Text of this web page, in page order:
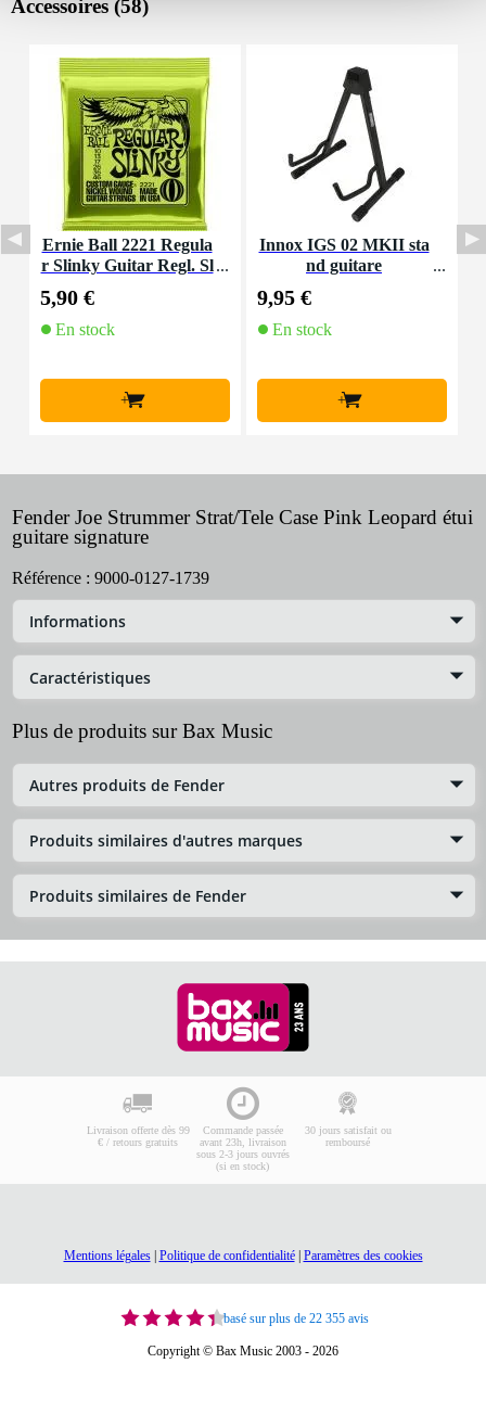
Accessoires (58)
Ernie Ball 2221 Regula
r Slinky Guitar Regl. Sl
de cordes
5,90 €
En stock
+
Innox IGS 02 MKII sta
nd guitare
9,95 €
En stock
+
Fender Joe Strummer Strat/Tele Case Pink Leopard étui
guitare signature
Référence : 9000-0127-1739
Informations
Caractéristiques
Plus de produits sur Bax Music
Autres produits de Fender
Produits similaires d'autres marques
Produits similaires de Fender
Livraison offerte dès 99
€ / retours gratuits
Commande passée
avant 23h, livraison
sous 2-3 jours ouvrés
(si en stock)
30 jours satisfait ou
remboursé
Mentions légales| Politique de confidentialité| Paramètres des cookies
basé sur plus de 22 355 avis
Copyright © Bax Music 2003 - 2026